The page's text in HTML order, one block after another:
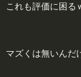
これも評価に困る
マズくは無いんだ